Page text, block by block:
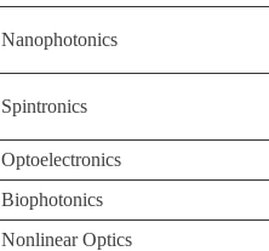
Nanophotonics
Spintronics
Optoelectronics
Biophotonics
Nonlinear Optics